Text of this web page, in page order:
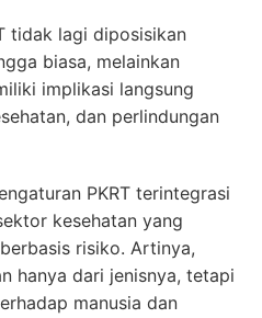
tidak lagi diposisikan
biasa, melainkan
implikasi langsung
dan perlindungan
PKRT terintegrasi
kesehatan yang
risiko. Artinya,
hanya dari jenisnya, tetapi
manusia dan